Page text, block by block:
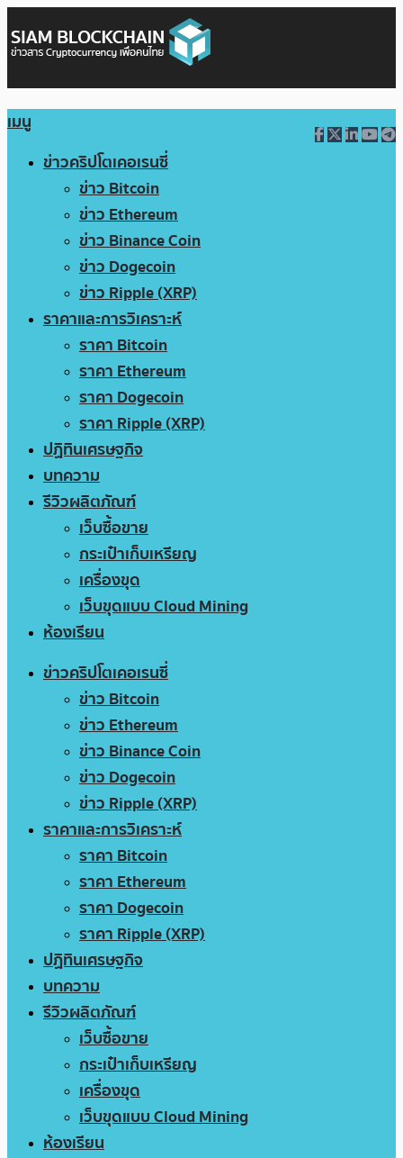
เมนู
ข่าวคริปโตเคอเรนซี่
ข่าว Bitcoin
ข่าว Ethereum
ข่าว Binance Coin
ข่าว Dogecoin
ข่าว Ripple (XRP)
ราคาและการวิเคราะห์
ราคา Bitcoin
ราคา Ethereum
ราคา Dogecoin
ราคา Ripple (XRP)
ปฏิทินเศรษฐกิจ
บทความ
รีวิวผลิตภัณฑ์
เว็บซื้อขาย
กระเป๋าเก็บเหรียญ
เครื่องขุด
เว็บขุดแบบ Cloud Mining
ห้องเรียน
ข่าวคริปโตเคอเรนซี่
ข่าว Bitcoin
ข่าว Ethereum
ข่าว Binance Coin
ข่าว Dogecoin
ข่าว Ripple (XRP)
ราคาและการวิเคราะห์
ราคา Bitcoin
ราคา Ethereum
ราคา Dogecoin
ราคา Ripple (XRP)
ปฏิทินเศรษฐกิจ
บทความ
รีวิวผลิตภัณฑ์
เว็บซื้อขาย
กระเป๋าเก็บเหรียญ
เครื่องขุด
เว็บขุดแบบ Cloud Mining
ห้องเรียน